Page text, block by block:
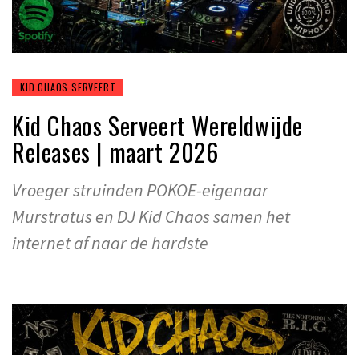
KID CHAOS SERVEERT
Kid Chaos Serveert Wereldwijde
Releases | maart 2026
Vroeger struinden POKOE-eigenaar
Murstratus en DJ Kid Chaos samen het
internet af naar de hardste